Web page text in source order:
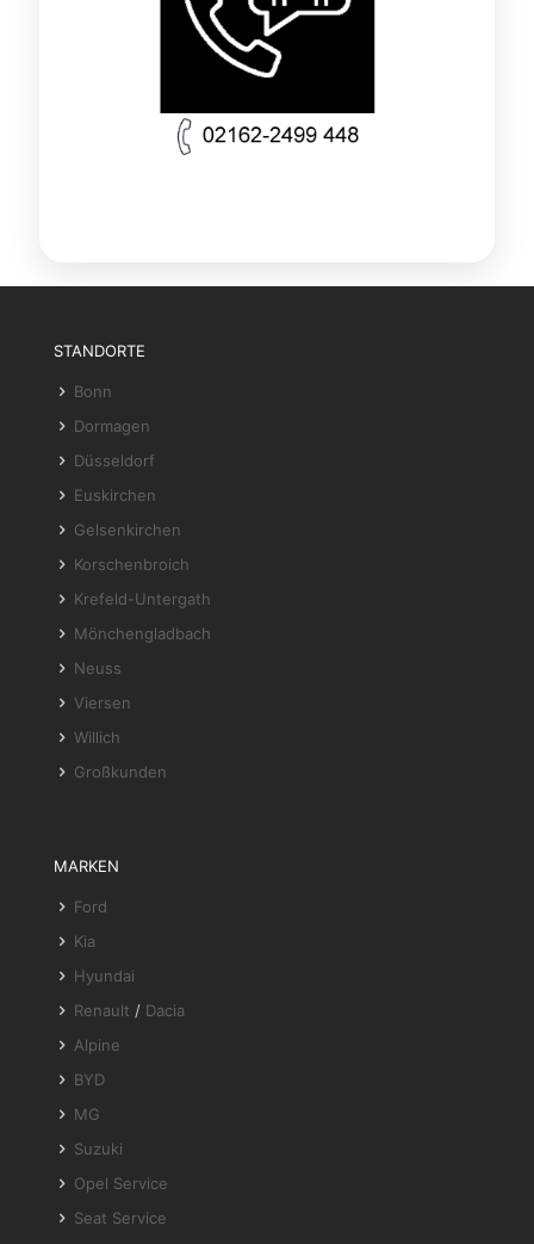
STANDORTE
Bonn
Dormagen
Düsseldorf
Euskirchen
Gelsenkirchen
Korschenbroich
Krefeld-Untergath
Mönchengladbach
Neuss
Viersen
Willich
Großkunden
MARKEN
Ford
Kia
Hyundai
Renault / Dacia
Alpine
BYD
MG
Suzuki
Opel Service
Seat Service